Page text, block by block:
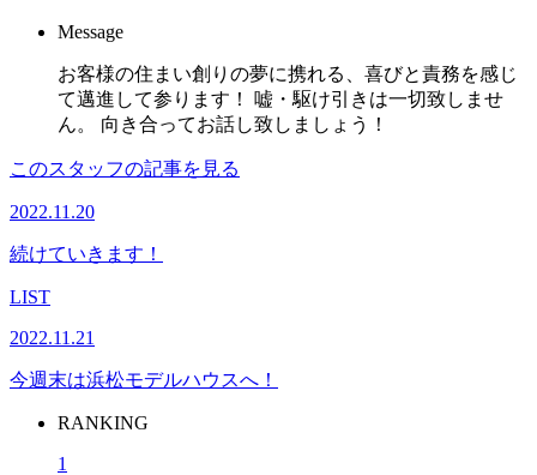
Message
お客様の住まい創りの夢に携れる、喜びと責務を感じ
て邁進して参ります！ 嘘・駆け引きは一切致しませ
ん。 向き合ってお話し致しましょう！
このスタッフの記事を見る
2022.11.20
続けていきます！
LIST
2022.11.21
今週末は浜松モデルハウスへ！
RANKING
1